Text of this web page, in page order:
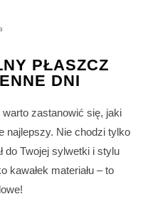
PŁASZCZ
DNI
zastanowić się, jaki
najlepszy. Nie chodzi tylko
do Twojej sylwetki i stylu
kawałek materiału – to